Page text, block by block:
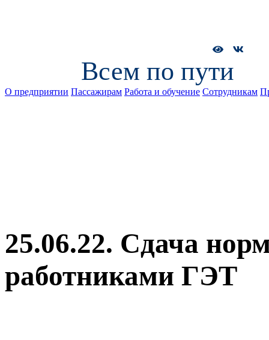
Всем по пути
О предприятии Пассажирам Работа и обучение Сотрудникам
25.06.22. Сдача
работниками ГЭТ